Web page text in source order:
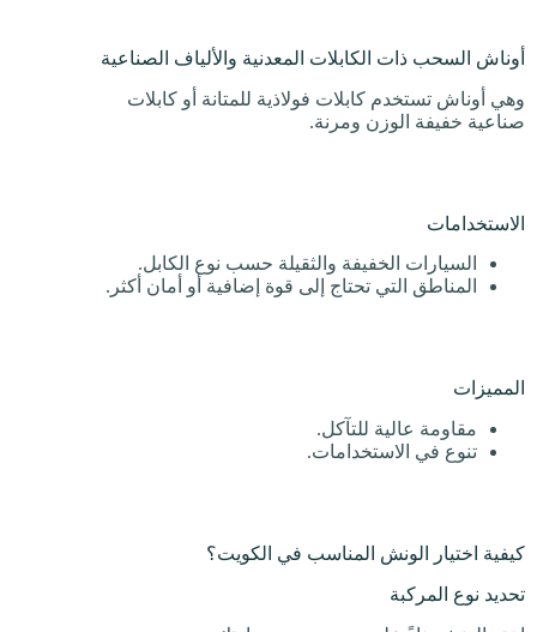
أوناش السحب ذات الكابلات المعدنية والألياف الصناعية
وهي أوناش تستخدم كابلات فولاذية للمتانة أو كابلات
صناعية خفيفة الوزن ومرنة.
الاستخدامات
السيارات الخفيفة والثقيلة حسب نوع الكابل.
المناطق التي تحتاج إلى قوة إضافية أو أمان أكثر.
المميزات
مقاومة عالية للتآكل.
تنوع في الاستخدامات.
كيفية اختيار الونش المناسب في الكويت؟
تحديد نوع المركبة